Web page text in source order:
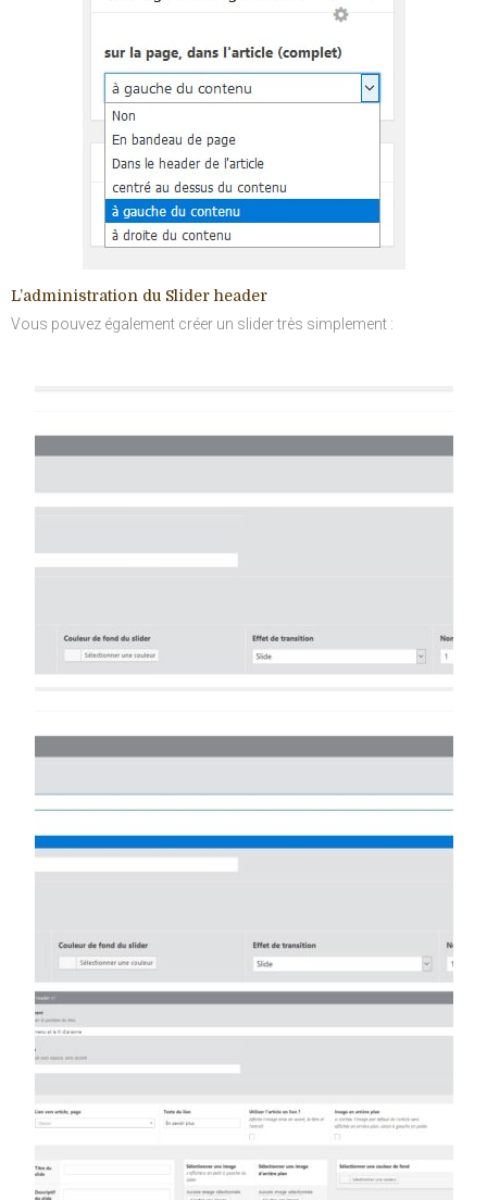
L’administration du Slider header
Vous pouvez également créer un slider très simplement :